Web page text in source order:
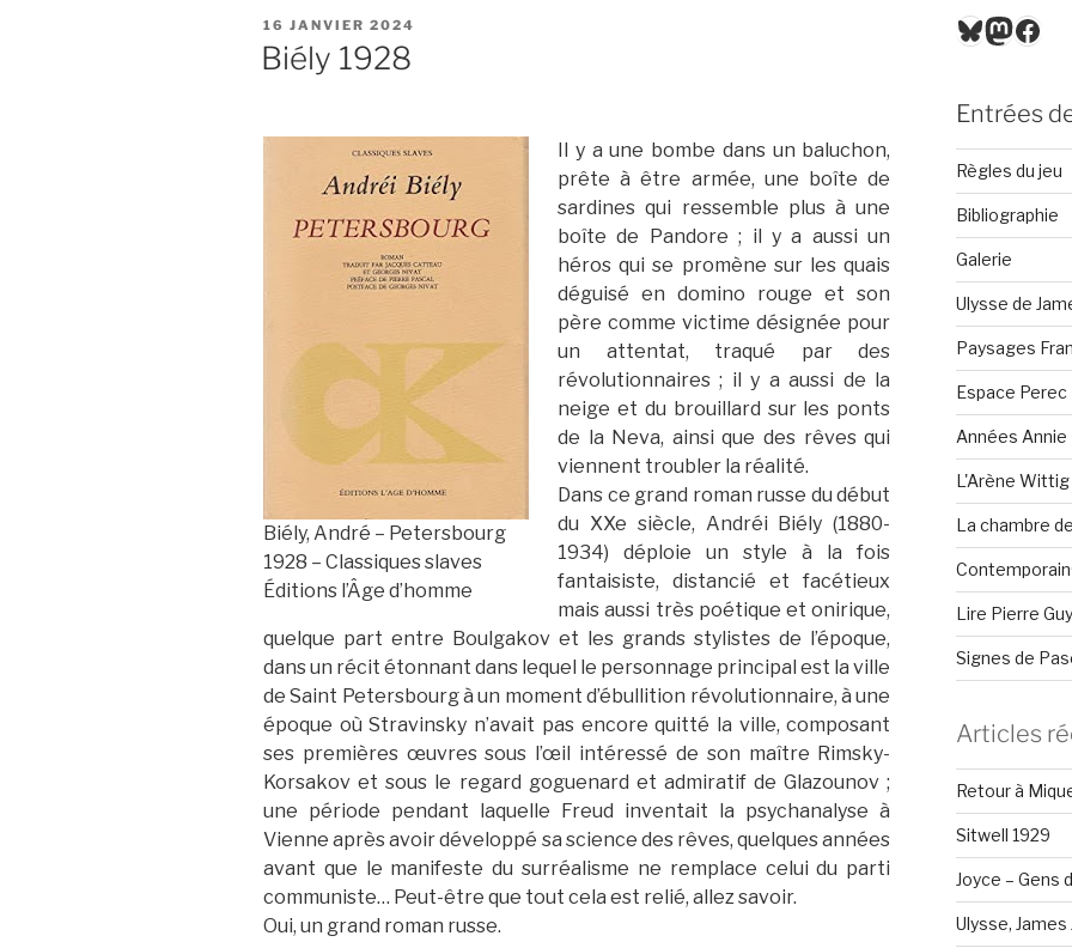
PUBLIÉ
LE
16 JANVIER 2024
Biély 1928
Biély, André – Petersbourg
1928 – Classiques slaves
Éditions l’Âge d’homme
Il y a une bombe dans un baluchon,
prête à être armée, une boîte de
sardines qui ressemble plus à une
boîte de Pandore ; il y a aussi un
héros qui se promène sur les quais
déguisé en domino rouge et son
père comme victime désignée pour
un attentat, traqué par des
révolutionnaires ; il y a aussi de la
neige et du brouillard sur les ponts
de la Neva, ainsi que des rêves qui
viennent troubler la réalité.
Dans ce grand roman russe du début
du XXe siècle, Andréi Biély (1880-
1934) déploie un style à la fois
fantaisiste, distancié et facétieux
mais aussi très poétique et onirique,
quelque part entre Boulgakov et les grands stylistes de l’époque,
dans un récit étonnant dans lequel le personnage principal est la ville
de Saint Petersbourg à un moment d’ébullition révolutionnaire, à une
époque où Stravinsky n’avait pas encore quitté la ville, composant
ses premières œuvres sous l’œil intéressé de son maître Rimsky-
Korsakov et sous le regard goguenard et admiratif de Glazounov ;
une période pendant laquelle Freud inventait la psychanalyse à
Vienne après avoir développé sa science des rêves, quelques années
avant que le manifeste du surréalisme ne remplace celui du parti
communiste… Peut-être que tout cela est relié, allez savoir.
Oui, un grand roman russe.
Bluesky
Entrées
Règles du jeu
Bibliographie
Galerie
Ulysse de
Paysages
Espace Perec
Années Annie
L'Arène Wittig
La chambre
Lire Pierre
Signes de
Articles
Retour à
Sitwell 1929
Joyce – Gens
Ulysse, James